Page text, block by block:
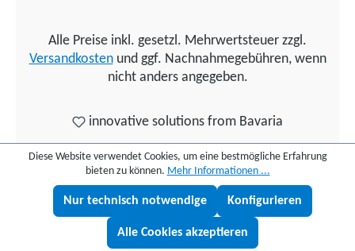
Alle Preise inkl. gesetzl. Mehrwertsteuer zzgl.
Versandkostenund ggf. Nachnahmegebühren, wenn
nicht anders angegeben.
innovative solutions from Bavaria
Diese Website verwendet Cookies, um eine bestmögliche Erfahrung
bieten zu können. Mehr Informationen ...
Nur technisch notwendige Konfigurieren
Alle Cookies akzeptieren
Lukas fragen